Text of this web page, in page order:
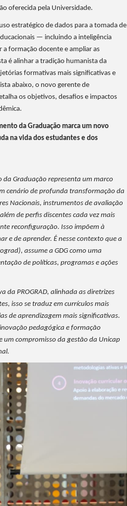
oferecida pela Universidade.
estratégico de dados para a tomada de
— incluindo a inteligência
formação docente e ampliar as
é alinhar a tradição humanista da
formativas mais significativas e
abaixo, o novo gerente de
os objetivos, desafios e impactos
da Graduação marca um novo
na vida dos estudantes e dos
da Graduação representa um marco
cenário de profunda transformação da
Nacionais, instrumentos de avaliação
de perfis discentes cada vez mais
reconfiguração. Isso impõem à
e de aprender. É nesse contexto que a
assume a GDG como uma
de políticas, programas e ações
da PROGRAD, alinhada as diretrizes
isso se traduz em currículos mais
de aprendizagem mais significativas.
pedagógica e formação
um compromisso da gestão da Unicap